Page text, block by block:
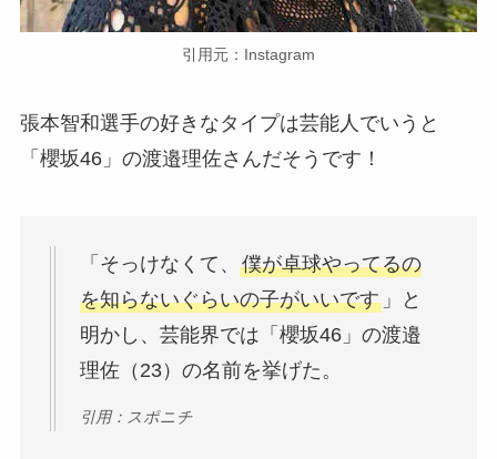
引用元：Instagram
張本智和選手の好きなタイプは芸能人でいうと
「櫻坂46」の渡邉理佐さんだそうです！
「そっけなくて、 僕が卓球やってるの
を知らないぐらいの子がいいです」と
明かし、芸能界では「櫻坂46」の渡邉
理佐（23）の名前を挙げた。
引用：スポニチ